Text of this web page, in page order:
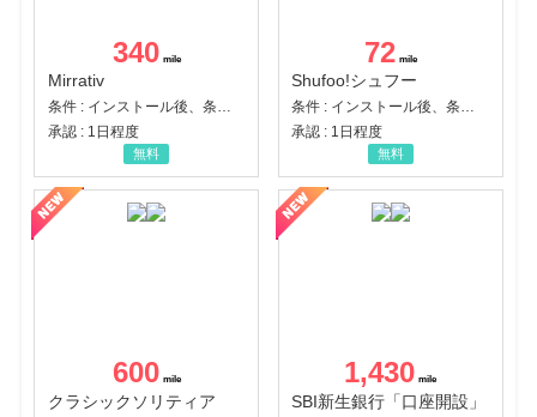
340
Mirrativ
条件 : インストール後、条件達成
承認 : 1日程度
無料
72
Shufoo!シュフー
条件 : インストール後、条件達成
承認 : 1日程度
無料
600
クラシックソリティア
1,430
SBI新生銀行「口座開設」